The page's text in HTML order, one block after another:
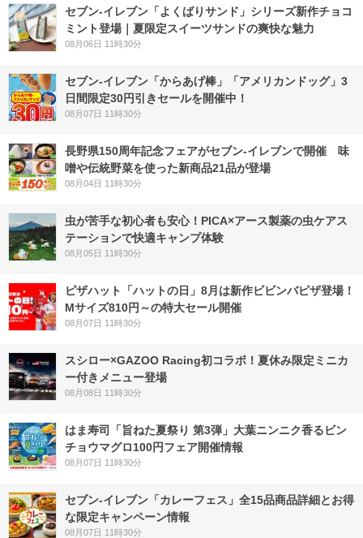
セブン‐イレブン「よくばりサンド」シリーズ新作チョコ
ミント登場｜夏限定スイーツサンドの爽快な魅力
08月06日 11時30分
セブン‐イレブン「からあげ棒」「アメリカンドッグ」3
日間限定30円引きセールを開催中！
08月07日 11時30分
長野県150周年記念フェアがセブン-イレブンで開催 味
噌や伝統野菜を使った新商品21品が登場
08月04日 11時30分
虫が苦手な初心者も安心！PICA×アース製薬の虫ケアス
テーションで快適キャンプ体験
08月05日 11時30分
ピザハット「ハットの日」8月は新作ビビンバピザ登場！
Mサイズ810円～の特大セール開催
08月07日 11時30分
スシロー×GAZOO Racing初コラボ！夏休み限定ミニカ
ー付きメニュー登場
08月08日 11時30分
はま寿司「旨ねた夏祭り 第3弾」大葉ニンニク香るビン
チョウマグロ100円フェア開催情報
08月07日 11時30分
セブン‐イレブン「カレーフェス」全15品商品詳細とお得
な限定キャンペーン情報
08月07日 11時30分